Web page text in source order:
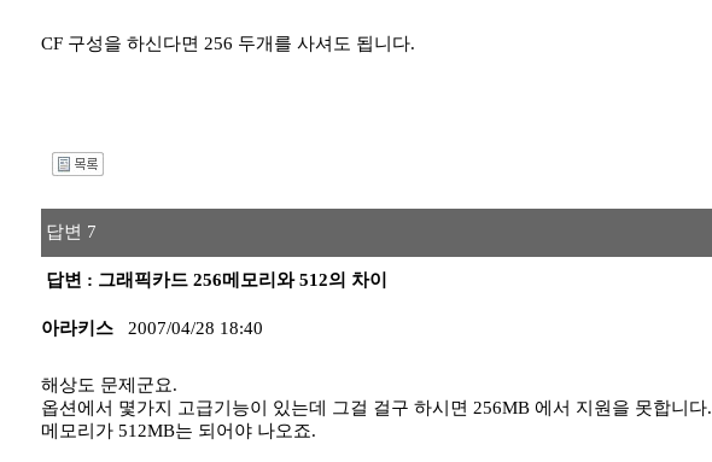
CF 구성을 하신다면 256 두개를 사셔도 됩니다.
답변 7
답변 : 그래픽카드 256메모리와 512의 차이
아라키스 2007/04/28 18:40
해상도 문제군요.
옵션에서 몇가지 고급기능이 있는데 그걸 걸구 하시면 256MB 에서 지원을 못합니다.
메모리가 512MB는 되어야 나오죠.